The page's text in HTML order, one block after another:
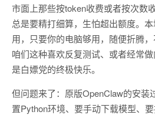
市面上那些按token收费或者按次数
总是要精打细算，生怕超出额度。
用，只要你的电脑够用，随便折腾
咱们这种喜欢反复测试、或者经常
是白嫖党的终极快乐。
但问题来了：原版OpenClaw的安装
置Python环境、要手动下载模型、